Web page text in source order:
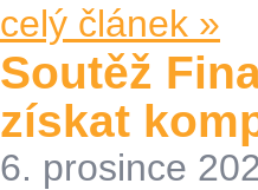
celý článek »
Soutěž
získat
6. prosince